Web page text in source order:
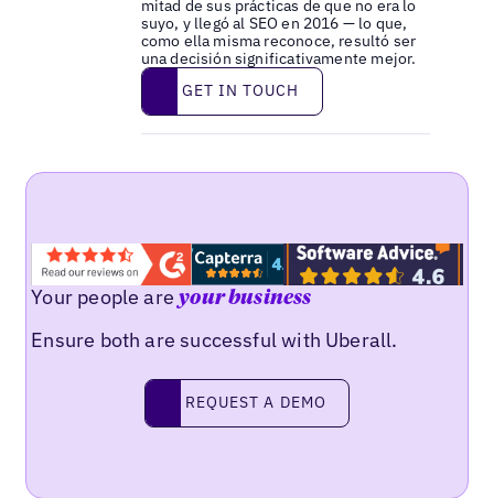
mitad de sus prácticas de que no era lo
suyo, y llegó al SEO en 2016 — lo que,
como ella misma reconoce, resultó ser
una decisión significativamente mejor.
Get in touch
GET IN TOUCH
Your people areyour business
Ensure both are successful with Uberall.
Request a demo
REQUEST A DEMO